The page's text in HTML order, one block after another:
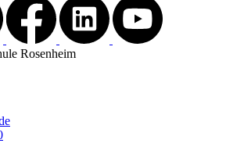
Rosenheim